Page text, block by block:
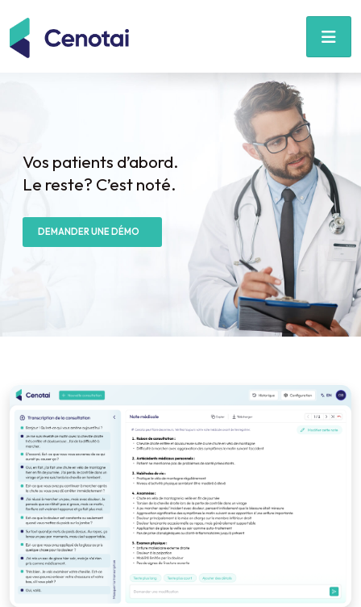
Vos patients d’abord.
Le reste? C’est noté.
DEMANDER UNE DÉMO